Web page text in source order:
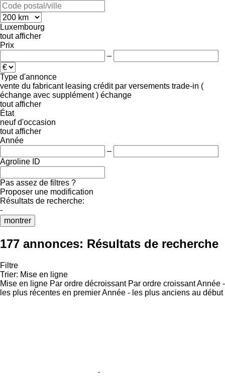
Luxembourg
tout afficher
Prix
–
Type d'annonce
vente du fabricant leasing crédit par versements trade-in (
échange avec supplément ) échange
tout afficher
État
neuf d'occasion
tout afficher
Année
–
Agroline ID
Pas assez de filtres ?
Proposer une modification
Résultats de recherche:
-
montrer
177 annonces: Résultats de recherche
Filtre
Trier: Mise en ligne
Mise en ligne Par ordre décroissant Par ordre croissantAnnée -
les plus récentes en premierAnnée - les plus anciens au début